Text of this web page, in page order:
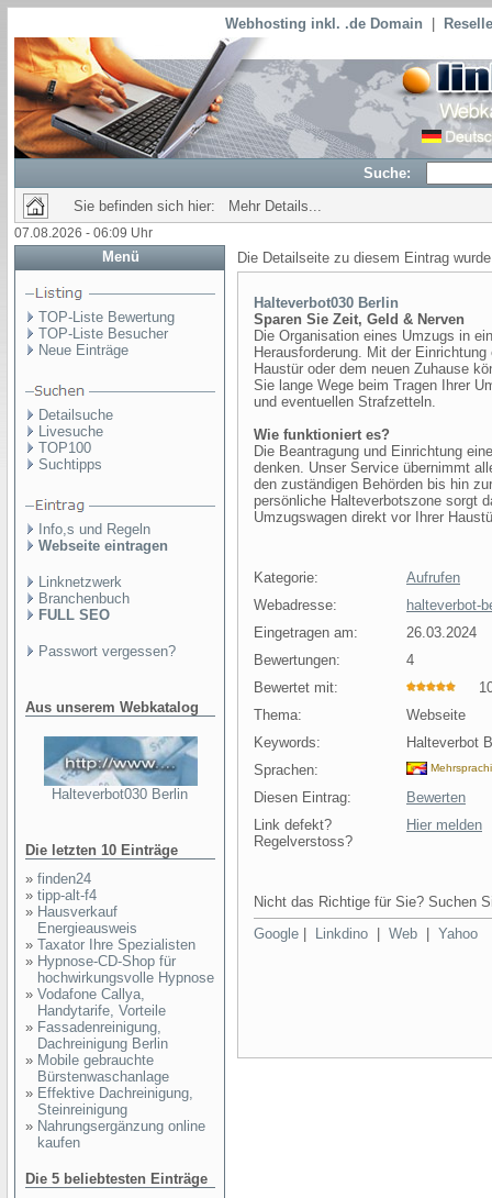
Webhosting inkl. .de Domain
Suche:
Sie befinden sich hier: Mehr Details...
07.08.2026 - 06:09 Uhr
Menü
TOP-Liste Bewertung
TOP-Liste Besucher
Neue Einträge
Detailsuche
Livesuche
TOP100
Suchtipps
Info,s und Regeln
Webseite eintragen
Linknetzwerk
Branchenbuch
FULL SEO
Passwort vergessen?
Aus unserem Webkatalog
Halteverbot030 Berlin
Die letzten 10 Einträge
» finden24
» tipp-alt-f4
» Hausverkauf
Energieausweis
» Taxator Ihre Spezialisten
» Hypnose-CD-Shop für
hochwirkungsvolle Hypnose
» Vodafone Callya,
Handytarife, Vorteile
» Fassadenreinigung,
Dachreinigung Berlin
» Mobile gebrauchte
Bürstenwaschanlage
» Effektive Dachreinigung,
Steinreinigung
» Nahrungsergänzung online
kaufen
Die 5 beliebtesten Einträge
Die Detailseite zu diesem Eintrag
Halteverbot030 Berlin
Sparen Sie Zeit, Geld & Nerven
Die Organisation eines Umzugs in
Herausforderung. Mit der
Haustür oder dem neuen Zuhause
Sie lange Wege beim Tragen Ihrer
und eventuellen Strafzetteln.
Wie funktioniert es?
Die Beantragung und Einrichtung
denken. Unser Service übernimmt
den zuständigen Behörden bis hin
persönliche Halteverbotszone sorgt
Umzugswagen direkt vor Ihrer
Kategorie:
Aufrufen
Webadresse:
halteverbot-
Eingetragen am:
26.03.2024
Bewertungen:
4
Bewertet mit:
Thema:
Webseite
Keywords:
Halteverbot
Sprachen:
Diesen Eintrag:
Bewerten
Link defekt?
Regelverstoss?
Hier melden
Nicht das Richtige für Sie? Suchen
Google
Linkdino Web Yahoo